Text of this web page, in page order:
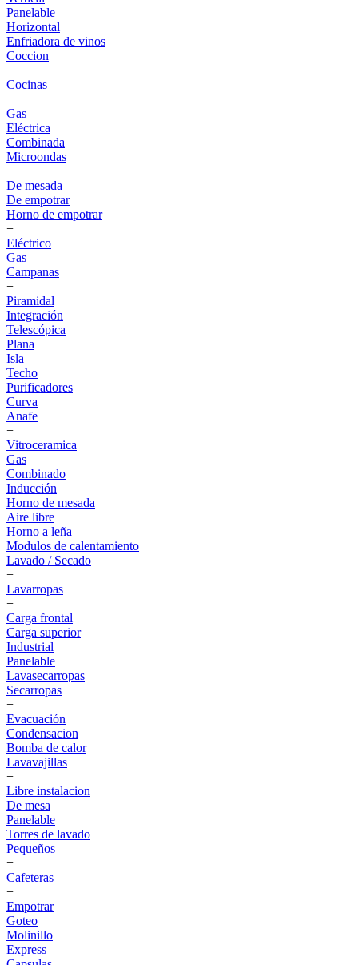
Panelable
Horizontal
Enfriadora de vinos
Coccion
+
Cocinas
+
Gas
Eléctrica
Combinada
Microondas
+
De mesada
De empotrar
Horno de empotrar
+
Eléctrico
Gas
Campanas
+
Piramidal
Integración
Telescópica
Plana
Isla
Techo
Purificadores
Curva
Anafe
+
Vitroceramica
Gas
Combinado
Inducción
Horno de mesada
Aire libre
Horno a leña
Modulos de calentamiento
Lavado / Secado
+
Lavarropas
+
Carga frontal
Carga superior
Industrial
Panelable
Lavasecarropas
Secarropas
+
Evacuación
Condensacion
Bomba de calor
Lavavajillas
+
Libre instalacion
De mesa
Panelable
Torres de lavado
Pequeños
+
Cafeteras
+
Empotrar
Goteo
Molinillo
Express